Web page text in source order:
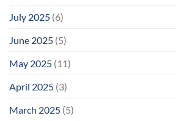
July 2025 (6)
June 2025 (5)
May 2025 (11)
April 2025 (3)
March 2025 (5)